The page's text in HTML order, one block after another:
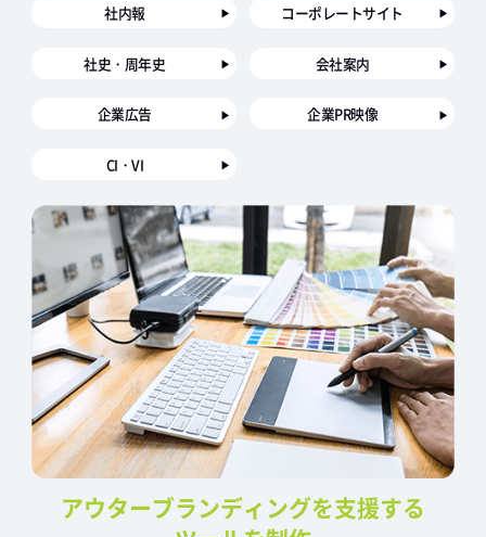
社内報 コーポレートサイト
社史・周年史 会社案内
企業広告 企業PR映像
CI・VI
アウターブランディングを支援する